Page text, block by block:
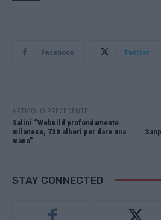
Facebook Twitter
ARTICOLO PRECEDENTE
Salini “Webuild profondamente
milanese, 730 alberi per dare una
mano”
STAY CONNECTED